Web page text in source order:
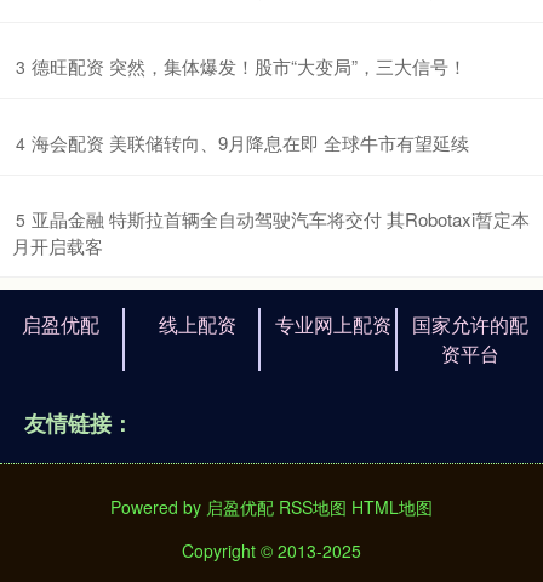
3 ​德旺配资 突然，集体爆发！股市“大变局”，三大信号！
4 ​海会配资 美联储转向、9月降息在即 全球牛市有望延续
5 ​亚晶金融 特斯拉首辆全自动驾驶汽车将交付 其Robotaxi暂定本
月开启载客
启盈优配 线上配资 专业网上配资
国家允许的配
资平台
友情链接：
Powered by 启盈优配 RSS地图 HTML地图
Copyright © 2013-2025